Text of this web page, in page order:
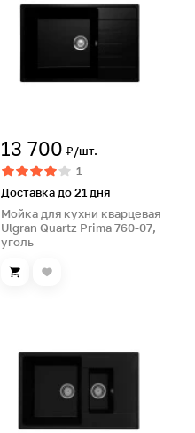
13 700 ₽/шт.
1
Доставка до 21 дня
Мойка для кухни кварцевая
Ulgran Quartz Prima 760-07,
уголь